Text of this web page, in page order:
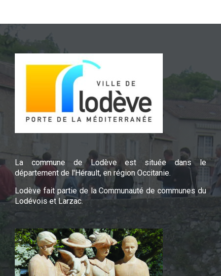
La commune de Lodève est située dans le
département de l'Hérault, en région Occitanie.
Lodève fait partie de la Communauté de communes du
Lodévois et Larzac.